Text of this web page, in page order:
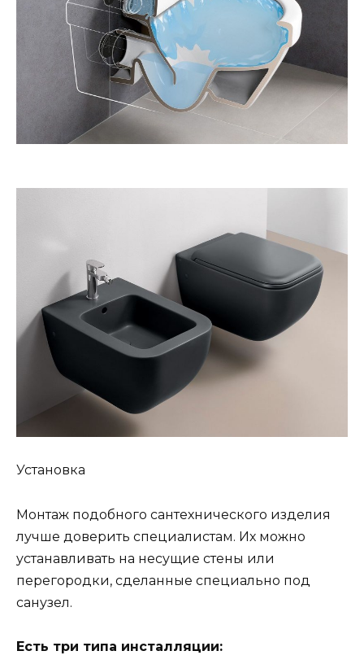
Установка
Монтаж подобного сантехнического изделия
лучше доверить специалистам. Их можно
устанавливать на несущие стены или
перегородки, сделанные специально под
санузел.
Есть три типа инсталляции: